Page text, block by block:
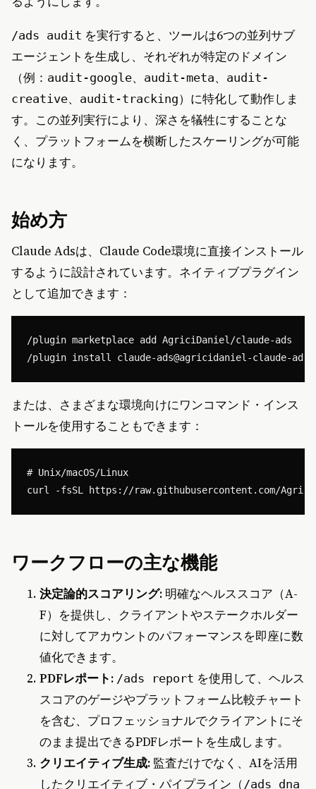
/ads audit を実行すると、ツールは6つの並列サブ
エージェントを生成し、それぞれが特定のドメイン
（例： audit-google、 audit-meta、
audit-
creative、 audit-tracking）に特化して動作しま
す。この並列実行により、深さを犠牲にすることな
く、プラットフォームを横断したスケーリングが可能
になります。
始め方
Claude Adsは、Claude Code環境に直接インストール
するように設計されています。ネイティブプラグイン
として追加できます：
/plugin marketplace add AgriciDaniel/claude-ads
または、さまざまな環境向けにワンコマンド・インス
トールを使用することもできます：
# Unix/macOS/Linux
ワークフローの主な機能
決定論的スコアリング: 明確なヘルススコア（A-
F）を提供し、クライアントやステークホルダー
に対してアカウントのパフォーマンスを即座に数
値化できます。
PDFレポート: /ads report を使用して、ヘルス
スコアのゲージやプラットフォーム比較チャート
を含む、プロフェッショナルでクライアントにそ
のまま提出できるPDFレポートを生成します。
クリエイティブ生成: 監査だけでなく、AIを活用
したクリエイティブ・パイプライン（ /ads dna